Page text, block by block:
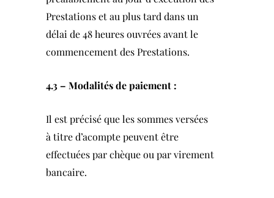
Prestations et au plus tard dans un
délai de 48 heures ouvrées avant le
commencement des Prestations.
4.3 – Modalités de paiement :
Il est précisé que les sommes versées
à titre d’acompte peuvent être
effectuées par chèque ou par virement
bancaire.